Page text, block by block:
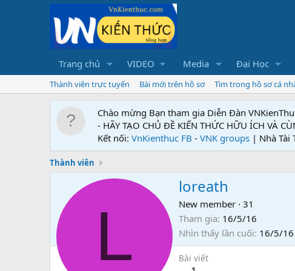
Trang chủ VIDEO Media Đại Học
Thành viên trực tuyến Bài mới trên hồ sơ Tìm trong hồ sơ cá
Chào mừng Bạn tham gia Diễn Đàn
- HÃY TẠO CHỦ ĐỀ KIẾN THỨC HỮU ÍCH VÀ
Kết nối: VnKienthuc FB - VNK groups | Nhà Tài
Thành viên
L
loreath
New member · 31
Tham gia 16/5/16
Nhìn thấy lần cuối 16/5/16
Bài viết